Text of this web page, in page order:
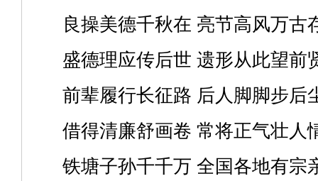
良操美德千秋在 亮节高风万古
盛德理应传后世 遗形从此望前
前辈履行长征路 后人脚脚步后
借得清廉舒画卷 常将正气壮人
铁塘子孙千千万 全国各地有宗